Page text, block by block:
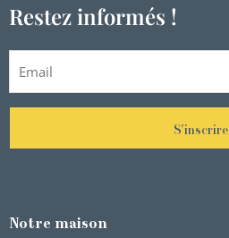
Restez informés !
S'inscrire
Notre maison